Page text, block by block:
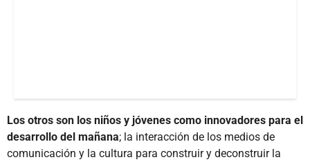
Los otros son los niños y jóvenes como innovadores para el
desarrollo del mañana; la interacción de los medios de
comunicación y la cultura para construir y deconstruir la